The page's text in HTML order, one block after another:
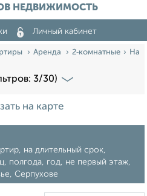
НЕДВИЖИМОСТЬ
Личный кабинет
Аренда 2‑комнатные
На
3/30)
на карте
на длительный срок,
полгода, год, не первый этаж,
Серпухове